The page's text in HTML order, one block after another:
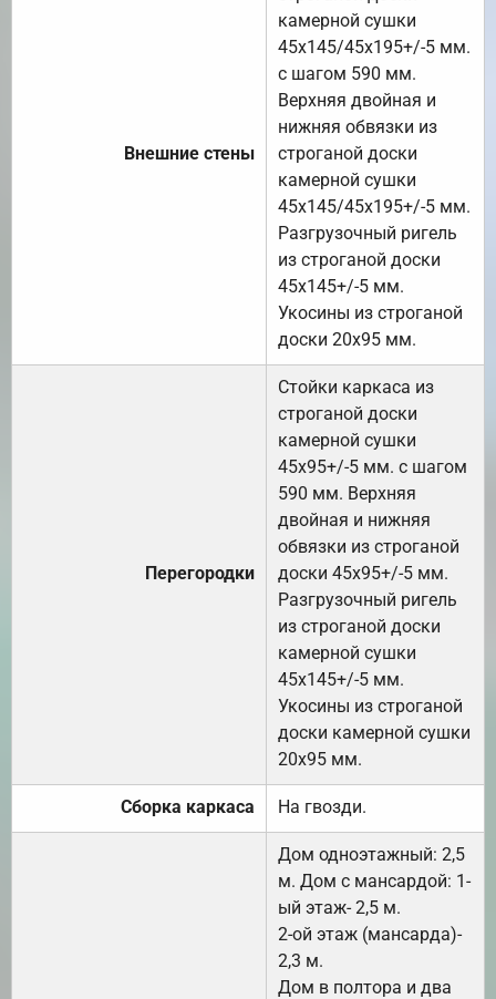
Внешние стены
камерной сушки
45х145/45х195+/-5 мм.
с шагом 590 мм.
Верхняя двойная и
нижняя обвязки из
строганой доски
камерной сушки
45х145/45х195+/-5 мм.
Разгрузочный ригель
из строганой доски
45х145+/-5 мм.
Укосины из строганой
доски 20х95 мм.
Перегородки
Стойки каркаса из
строганой доски
камерной сушки
45х95+/-5 мм. с шагом
590 мм. Верхняя
двойная и нижняя
обвязки из строганой
доски 45х95+/-5 мм.
Разгрузочный ригель
из строганой доски
камерной сушки
45х145+/-5 мм.
Укосины из строганой
доски камерной сушки
20х95 мм.
Сборка каркаса На гвозди.
Дом одноэтажный: 2,5
м. Дом с мансардой: 1-
ый этаж- 2,5 м.
2-ой этаж (мансарда)-
2,3 м.
Дом в полтора и два